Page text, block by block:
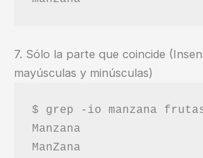
7. Sólo la parte que coincide
mayúsculas y minúsculas)
$ grep -io manzana
Manzana
ManZana